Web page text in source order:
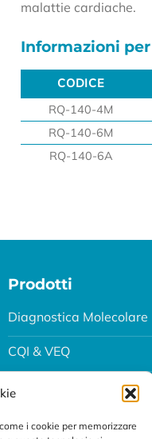
i cookie per memorizzare
malattie cardiache.
Informazioni
CODICE
CODICE
RQ-140-4M
RQ-140-6M
RQ-140-6A
Prodotti
Diagnostica Molecolare
CQI & VEQ
Biobanking
Fertility e PMA